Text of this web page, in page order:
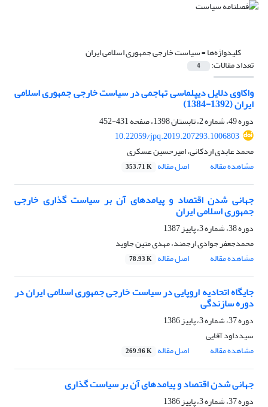
کلیدواژه‌ها =سیاست خارجی جمهوری اسلامی ایران
تعداد مقالات: 4
واکاوی دلایل دیپلماسی تهاجمی در سیاست خارجی جمهوری اسلامی
ایران (1392-1384)
دوره 49، شماره 2، تابستان 1398، صفحه
431-452
10.22059/jpq.2019.207293.1006803
محمد عابدی اردکانی، امیرحسین عسکری
مشاهده مقاله
اصل مقاله 353.71 K
جهانی شدن اقتصاد و پیامدهای آن بر سیاست گذاری خارجی
جمهوری اسلامی ایران
دوره 38، شماره 3، پاییز 1387
محمدجعفر جوادی ارجمند، مهدی متین جاوید
مشاهده مقاله
اصل مقاله 78.93 K
جایگاه اتحادیه اروپایی در سیاست خارجی جمهوری اسلامی ایران در
دوره سازندگی
دوره 37، شماره 3، پاییز 1386
سیدداود آقایی
مشاهده مقاله
اصل مقاله 269.96 K
جهانی شدن اقتصاد و پیامدهای آن بر سیاست گذاری
دوره 37، شماره 3، پاییز 1386